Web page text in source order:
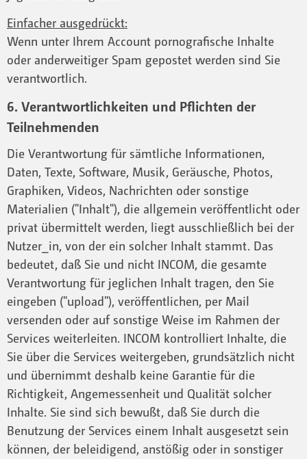
Einfacher ausgedrückt:
Wenn unter Ihrem Account pornografische Inhalte
oder anderweitiger Spam gepostet werden sind Sie
verantwortlich.
6. Verantwortlichkeiten und Pflichten der
Teilnehmenden
Die Verantwortung für sämtliche Informationen,
Daten, Texte, Software, Musik, Geräusche, Photos,
Graphiken, Videos, Nachrichten oder sonstige
Materialien ("Inhalt"), die allgemein veröffentlicht oder
privat übermittelt werden, liegt ausschließlich bei der
Nutzer_in, von der ein solcher Inhalt stammt. Das
bedeutet, daß Sie und nicht INCOM, die gesamte
Verantwortung für jeglichen Inhalt tragen, den Sie
eingeben ("upload"), veröffentlichen, per Mail
versenden oder auf sonstige Weise im Rahmen der
Services weiterleiten. INCOM kontrolliert Inhalte, die
Sie über die Services weitergeben, grundsätzlich nicht
und übernimmt deshalb keine Garantie für die
Richtigkeit, Angemessenheit und Qualität solcher
Inhalte. Sie sind sich bewußt, daß Sie durch die
Benutzung der Services einem Inhalt ausgesetzt sein
können, der beleidigend, anstößig oder in sonstiger